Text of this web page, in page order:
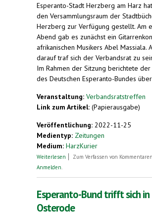
Esperanto-Stadt Herzberg am Harz
den Versammlungsraum der
Herzberg zur Verfügung gestellt. Am
Abend gab es zunächst ein
afrikanischen Musikers Abel Massiala.
darauf traf sich der Verbandsrat zu
Im Rahmen der Sitzung berichtete der
des Deutschen Esperanto-Bundes
Veranstaltung: Verbandsratstreffen
Link zum Artikel: (Papierausgabe)
Veröffentlichung: 2022-11-25
Medientyp: Zeitungen
Medium: HarzKurier
Weiterlesen über Treffen des Verbandsrates des
Zum Verfassen von
Anmelden
Esperanto-Bund trifft sich in
Osterode